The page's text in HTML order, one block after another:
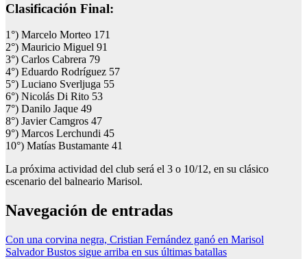
Clasificación Final:
1°) Marcelo Morteo 171
2°) Mauricio Miguel 91
3°) Carlos Cabrera 79
4°) Eduardo Rodríguez 57
5°) Luciano Sverljuga 55
6°) Nicolás Di Rito 53
7°) Danilo Jaque 49
8°) Javier Camgros 47
9°) Marcos Lerchundi 45
10°) Matías Bustamante 41
La próxima actividad del club será el 3 o 10/12, en su clásico
escenario del balneario Marisol.
Navegación de entradas
Con una corvina negra, Cristian Fernández ganó en Marisol
Salvador Bustos sigue arriba en sus últimas batallas